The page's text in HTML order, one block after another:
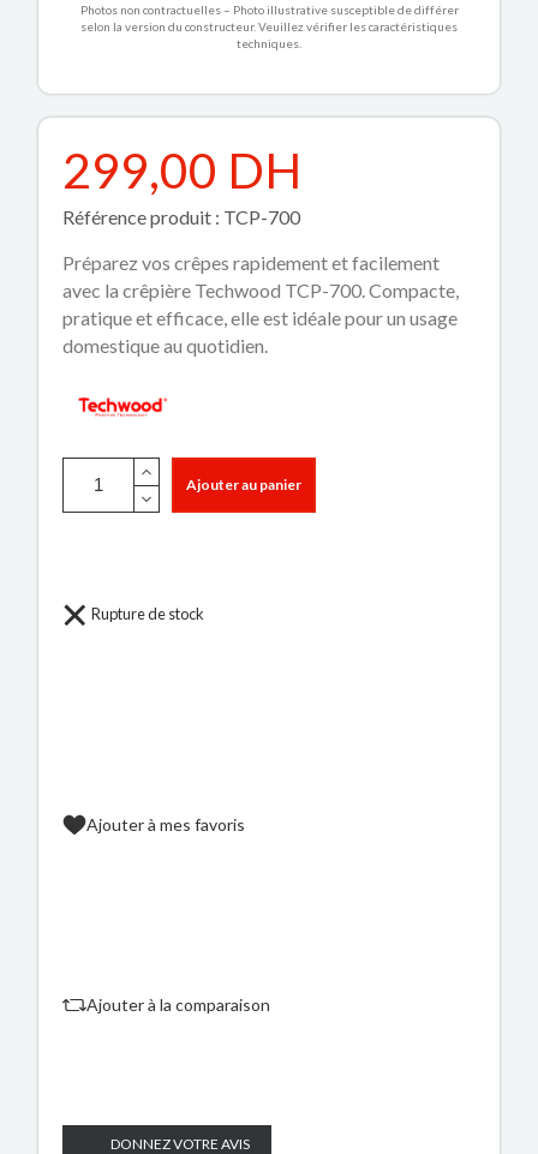
Photos non contractuelles – Photo illustrative susceptible de différer
selon la version du constructeur. Veuillez vérifier les caractéristiques
techniques.
299,00 DH
Référence produit : TCP-700
Préparez vos crêpes rapidement et facilement
avec la crêpière Techwood TCP-700. Compacte,
pratique et efficace, elle est idéale pour un usage
domestique au quotidien.
Ajouter au panier
Rupture de stock
Ajouter à mes favoris
Ajouter à la comparaison
DONNEZ VOTRE AVIS